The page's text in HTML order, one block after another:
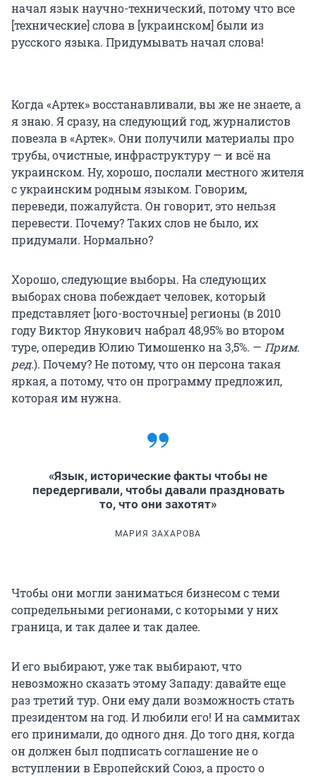
начал язык научно-технический, потому что все
[технические] слова в [украинском] были из
русского языка. Придумывать начал слова!
Когда «Артек» восстанавливали, вы же не знаете, а
я знаю. Я сразу, на следующий год, журналистов
повезла в «Артек». Они получили материалы про
трубы, очистные, инфраструктуру — и всё на
украинском. Ну, хорошо, послали местного жителя
с украинским родным языком. Говорим,
переведи, пожалуйста. Он говорит, это нельзя
перевести. Почему? Таких слов не было, их
придумали. Нормально?
Хорошо, следующие выборы. На следующих
выборах снова побеждает человек, который
представляет [юго-восточные] регионы (в 2010
году Виктор Янукович набрал 48,95% во втором
туре, опередив Юлию Тимошенко на 3,5%. — Прим.
ред.). Почему? Не потому, что он персона такая
яркая, а потому, что он программу предложил,
которая им нужна.
«Язык, исторические факты чтобы не
передергивали, чтобы давали праздновать
то, что они захотят»
МАРИЯ ЗАХАРОВА
Чтобы они могли заниматься бизнесом с теми
сопредельными регионами, с которыми у них
граница, и так далее и так далее.
И его выбирают, уже так выбирают, что
невозможно сказать этому Западу: давайте еще
раз третий тур. Они ему дали возможность стать
президентом на год. И любили его! И на саммитах
его принимали, до одного дня. До того дня, когда
он должен был подписать соглашение не о
вступлении в Европейский Союз, а просто о